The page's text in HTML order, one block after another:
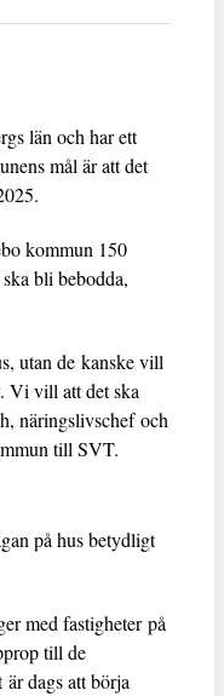
län och har ett
mål är att det
kommun 150
bli bebodda,
utan de kanske vill
Vi vill att det ska
näringslivschef och
till SVT.
på hus betydligt
med fastigheter på
till de
dags att börja